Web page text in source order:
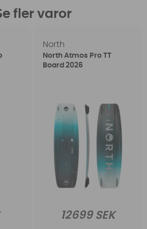
fler varor
North
North Atmos Pro TT
Board 2026
12699 SEK